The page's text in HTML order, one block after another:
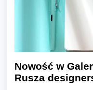
Nowość w
Rusza